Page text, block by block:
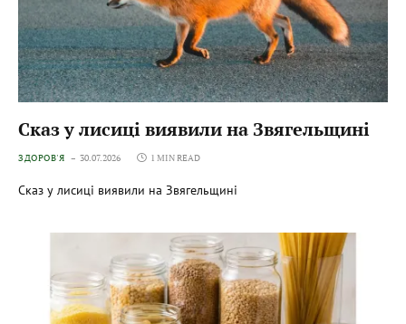
Сказ у лисиці виявили на Звягельщині
ЗДОРОВ'Я 30.07.2026 1 MIN READ
Сказ у лисиці виявили на Звягельщині